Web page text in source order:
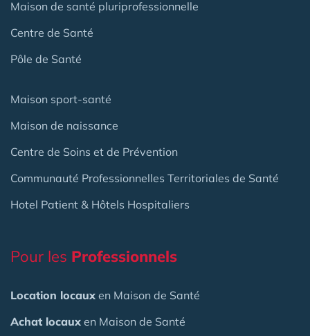
Maison de santé pluriprofessionnelle
Centre de Santé
Pôle de Santé
Maison sport-santé
Maison de naissance
Centre de Soins et de Prévention
Communauté Professionnelles Territoriales de Santé
Hotel Patient & Hôtels Hospitaliers
Pour les Professionnels
Location locaux en Maison de Santé
Achat locaux en Maison de Santé